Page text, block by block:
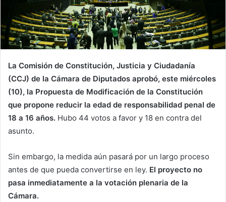
La Comisión de Constitución, Justicia y Ciudadanía
(CCJ) de la Cámara de Diputados aprobó, este miércoles
(10), la Propuesta de Modificación de la Constitución
que propone reducir la edad de responsabilidad penal de
18 a 16 años. Hubo 44 votos a favor y 18 en contra del
asunto.
Sin embargo, la medida aún pasará por un largo proceso
antes de que pueda convertirse en ley. El proyecto no
pasa inmediatamente a la votación plenaria de la
Cámara.